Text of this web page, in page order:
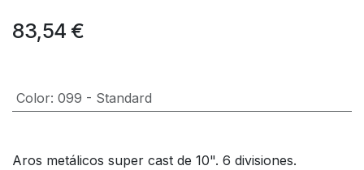
83,54 €
Color: 099 - Standard
Aros metálicos super cast de 10". 6 divisiones.